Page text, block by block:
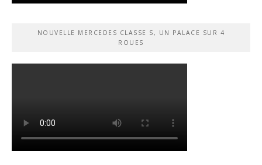
NOUVELLE MERCEDES CLASSE S, UN PALACE SUR 4
ROUES